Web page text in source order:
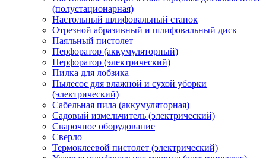
(полустационарная)
Настольный шлифовальный станок
Отрезной абразивный и шлифовальный диск
Паяльный пистолет
Перфоратор (аккумуляторный)
Перфоратор (электрический)
Пилка для лобзика
Пылесос для влажной и сухой уборки
(электрический)
Сабельная пила (аккумуляторная)
Садовый измельчитель (электрический)
Сварочное оборудование
Сверло
Термоклеевой пистолет (электрический)